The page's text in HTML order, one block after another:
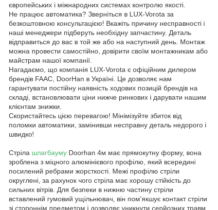
європейських і міжнародних системах контролю якості.
Не працює автоматика? Зверніться в LUX-Vorota за
безкоштовною консультацією! Вкажіть причину несправності і
наші менеджери підберуть необхідну запчастину. Деталь
відправиться до вас в той же або на наступний день. Монтаж
можна провести самостійно, довірити своїм монтажникам або
майстрам нашої компанії.
Нагадаємо, що компанія LUX-Vorota є офіційним дилером
брендів FAAC, DoorHan в Україні. Це дозволяє нам
гарантувати постійну наявність ходових позицій брендів на
складі, встановлювати ціни нижче ринкових і дарувати нашим
клієнтам знижки.
Скористайтесь цією перевагою! Мінімізуйте збиток від
поломки автоматики, замінивши несправну деталь недорого і
швидко!
Стріла шлагбауму Doorhan 4м має прямокутну форму, вона
зроблена з міцного алюмінієвого профілю, який всередині
посилений ребрами жорсткості. Межі профілю стріли
округлені, за рахунок чого стріла має хорошу стійкість до
сильних вітрів. Для безпеки в нижню частину стріли
вставлений гумовий ущільнювач, він пом'якшує контакт стріли
зі стороннім предметом і дозволяє уникнути серйозних травм